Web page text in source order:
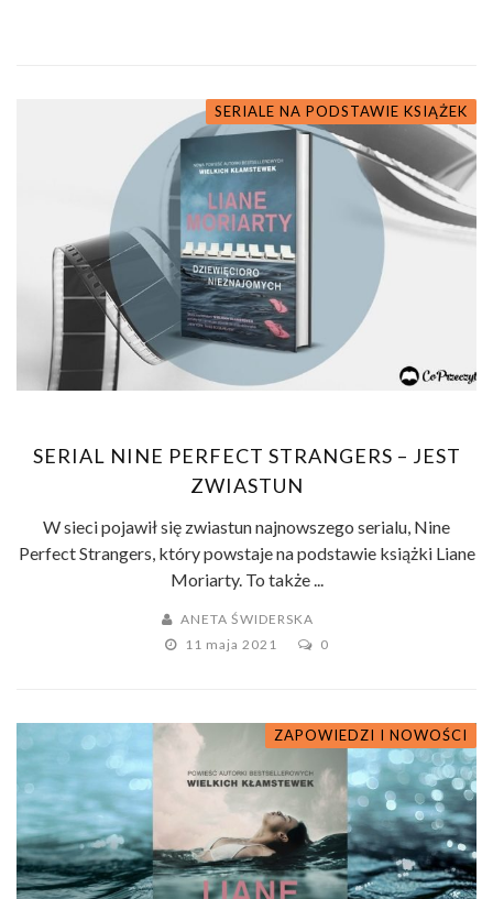
SERIALE NA PODSTAWIE KSIĄŻEK
SERIAL NINE PERFECT STRANGERS – JEST
ZWIASTUN
W sieci pojawił się zwiastun najnowszego serialu, Nine
Perfect Strangers, który powstaje na podstawie książki Liane
Moriarty. To także ...
ANETA ŚWIDERSKA
11 maja 2021
0
ZAPOWIEDZI I NOWOŚCI